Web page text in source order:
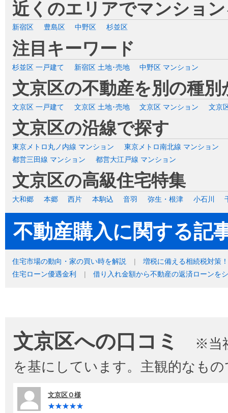
近くのエリアでマンショ
新宿区 豊島区 中野区 杉並区
注目キーワード
杉並区 一戸建て 新宿区 土地･売地 中野区 マンション
文京区の不動産を別の種別
文京区 一戸建て 文京区 土地･売地 文京区 マンション 文京
文京区の沿線で探す
東京メトロ丸ノ内線 マンション
東京メトロ南北線 マンション
都営三田線 マンション
都営大江戸線 マンション
文京区の高級住宅特集
大和郷 本郷 西片 本駒込 音羽 弥生・根津 小石川
不動産購入に関する記
住宅市場の動向・家の買い時を解説
増税に備える相続税対策
住宅ローン優遇金利
借り入れ金額から不動産の返済ローンを
文京区への口コミ
※当
を基にしています。主観的なも
文京区Ｏ様